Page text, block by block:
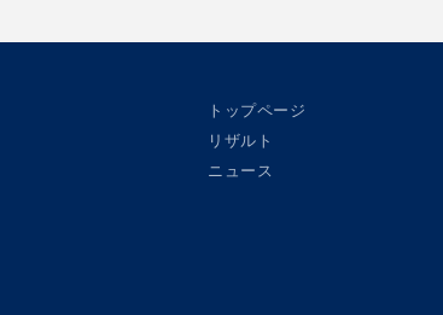
トップページ
リザルト
ニュース